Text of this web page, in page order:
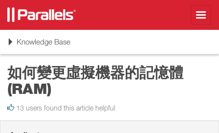
ToggleKnowledge Base
如何變更虛擬機器的記憶體
(RAM)
13 users found this article helpful